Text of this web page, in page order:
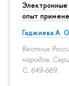
Электронные
опыт
Гаджиева А.
Вестник
народов.
С. 649-669.